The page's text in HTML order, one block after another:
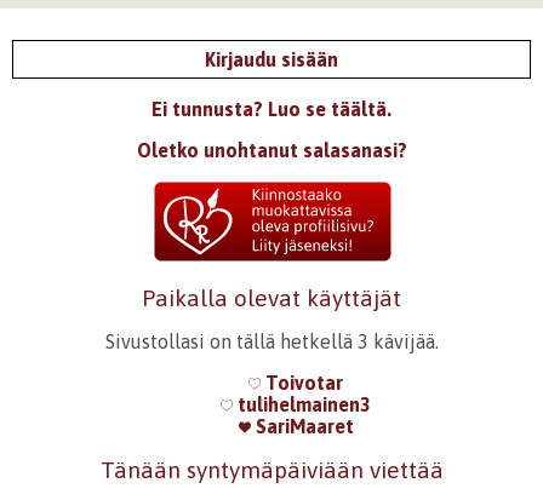
Kirjaudu sisään
Ei tunnusta? Luo se täältä.
Oletko unohtanut salasanasi?
Paikalla olevat käyttäjät
Sivustollasi on tällä hetkellä 3 kävijää.
Toivotar
tulihelmainen3
SariMaaret
Tänään syntymäpäiviään viettää